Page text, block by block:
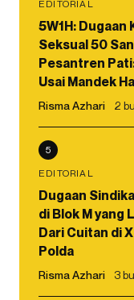
EDITORIAL
5W1H:
Seksual 50
Pesantren
Usai Mandek
Risma Azhari 2
5
EDITORIAL
Dugaan
di Blok M yang
Dari Cuitan di
Polda
Risma Azhari 3